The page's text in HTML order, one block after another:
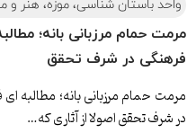
واحد باستان شناسی، موزه، هنر و
مرمت حمام مرزبانی بانه؛
فرهنگی در شرف تحقق
مرمت حمام مرزبانی بانه؛ مطالبه
در شرف تحقق اصولا از آثاری که…